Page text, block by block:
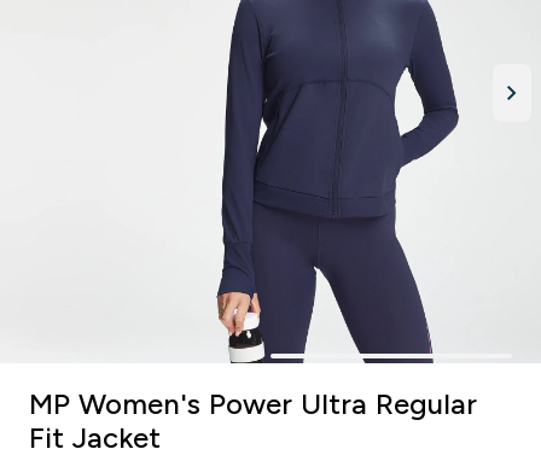
MP Women's Power Ultra Regular
Fit Jacket